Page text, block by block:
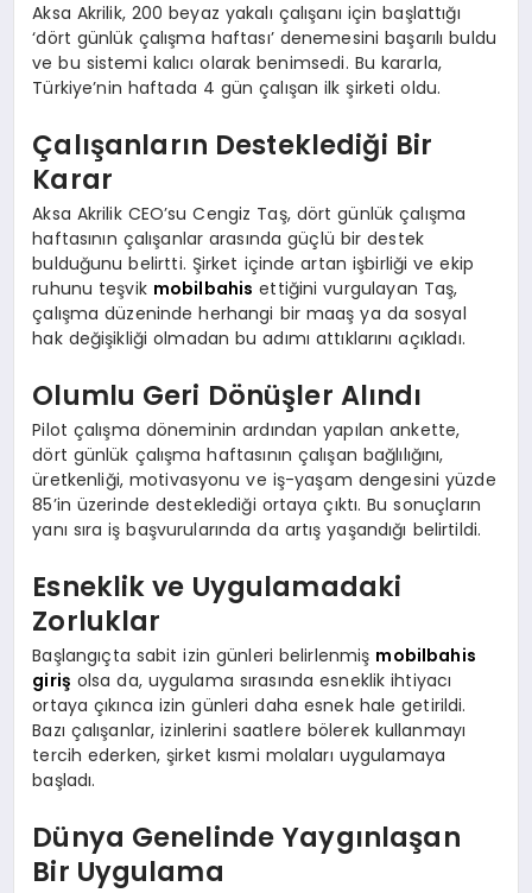
Aksa Akrilik, 200 beyaz yakalı çalışanı için başlattığı
‘dört günlük çalışma haftası’ denemesini başarılı buldu
ve bu sistemi kalıcı olarak benimsedi. Bu kararla,
Türkiye’nin haftada 4 gün çalışan ilk şirketi oldu.
Çalışanların Desteklediği Bir
Karar
Aksa Akrilik CEO’su Cengiz Taş, dört günlük çalışma
haftasının çalışanlar arasında güçlü bir destek
bulduğunu belirtti. Şirket içinde artan işbirliği ve ekip
ruhunu teşvik mobilbahis ettiğini vurgulayan Taş,
çalışma düzeninde herhangi bir maaş ya da sosyal
hak değişikliği olmadan bu adımı attıklarını açıkladı.
Olumlu Geri Dönüşler Alındı
Pilot çalışma döneminin ardından yapılan ankette,
dört günlük çalışma haftasının çalışan bağlılığını,
üretkenliği, motivasyonu ve iş-yaşam dengesini yüzde
85’in üzerinde desteklediği ortaya çıktı. Bu sonuçların
yanı sıra iş başvurularında da artış yaşandığı belirtildi.
Esneklik ve Uygulamadaki
Zorluklar
Başlangıçta sabit izin günleri belirlenmiş mobilbahis
giriş olsa da, uygulama sırasında esneklik ihtiyacı
ortaya çıkınca izin günleri daha esnek hale getirildi.
Bazı çalışanlar, izinlerini saatlere bölerek kullanmayı
tercih ederken, şirket kısmi molaları uygulamaya
başladı.
Dünya Genelinde Yaygınlaşan
Bir Uygulama